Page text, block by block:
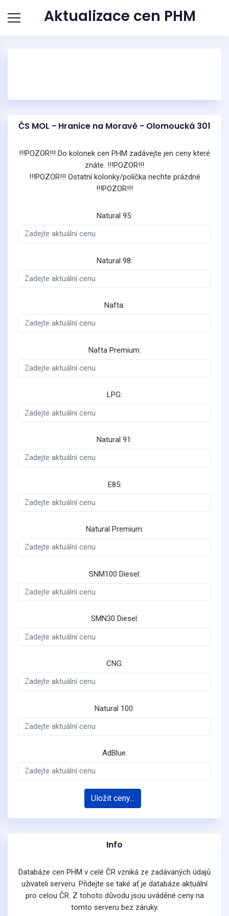
Aktualizace cen PHM
ČS MOL - Hranice na Moravě - Olomoucká 301
!!!POZOR!!! Do kolonek cen PHM zadávejte jen ceny které
znáte. !!!POZOR!!!
!!!POZOR!!! Ostatní kolonky/políčka nechte prázdné
!!!POZOR!!!
Natural 95:
Natural 98:
Nafta:
Nafta Premium:
LPG:
Natural 91:
E85:
Natural Premium:
SNM100 Diesel:
SMN30 Diesel:
CNG:
Natural 100:
AdBlue:
Uložit ceny...
Info
Databáze cen PHM v celé ČR vzniká ze zadávaných údajů
uživateli serveru. Přidejte se také ať je databáze aktuální
pro celou ČR. Z tohoto důvodu jsou uváděné ceny na
tomto serveru bez záruky.